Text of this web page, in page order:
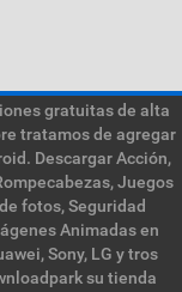
gratuitas de alta
tratamos de agregar
Descargar Acción,
Juegos
fotos, Seguridad
Animadas en
Sony, LG y tros
su tienda